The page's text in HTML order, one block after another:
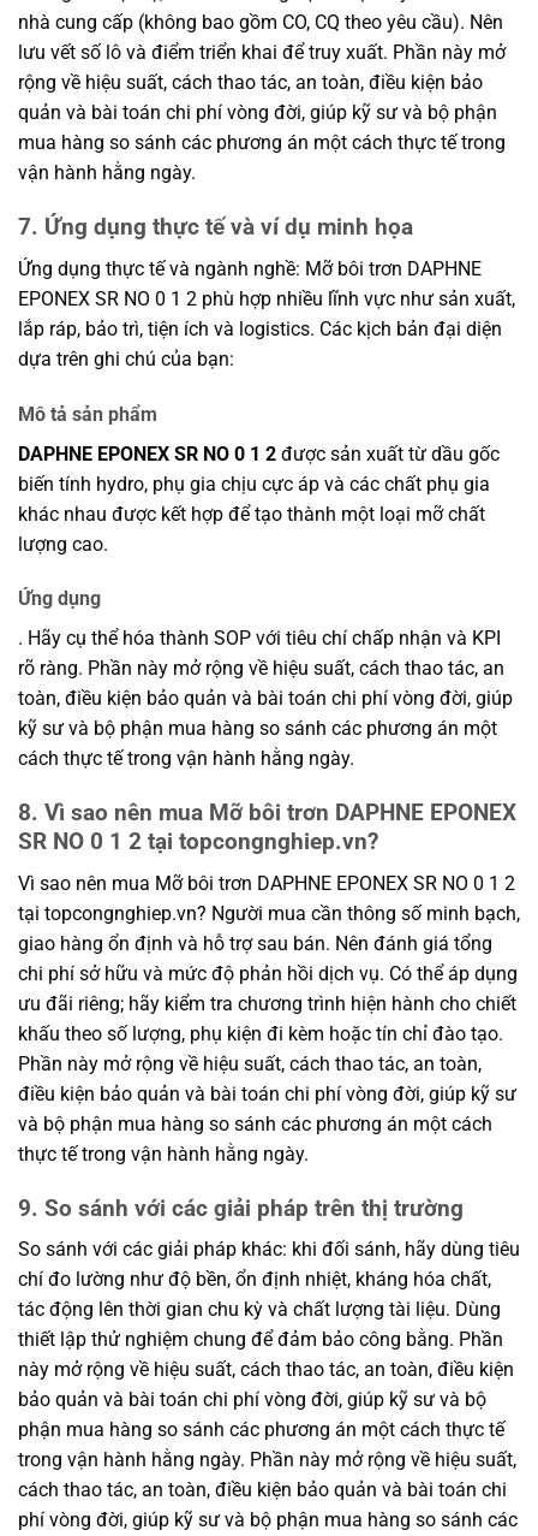
nhà cung cấp (không bao gồm CO, CQ theo yêu cầu). Nên
lưu vết số lô và điểm triển khai để truy xuất. Phần này mở
rộng về hiệu suất, cách thao tác, an toàn, điều kiện bảo
quản và bài toán chi phí vòng đời, giúp kỹ sư và bộ phận
mua hàng so sánh các phương án một cách thực tế trong
vận hành hằng ngày.
7. Ứng dụng thực tế và ví dụ minh họa
Ứng dụng thực tế và ngành nghề: Mỡ bôi trơn DAPHNE
EPONEX SR NO 0 1 2 phù hợp nhiều lĩnh vực như sản xuất,
lắp ráp, bảo trì, tiện ích và logistics. Các kịch bản đại diện
dựa trên ghi chú của bạn:
Mô tả sản phẩm
DAPHNE EPONEX SR NO 0 1 2 được sản xuất từ dầu gốc
biến tính hydro, phụ gia chịu cực áp và các chất phụ gia
khác nhau được kết hợp để tạo thành một loại mỡ chất
lượng cao.
Ứng dụng
. Hãy cụ thể hóa thành SOP với tiêu chí chấp nhận và KPI
rõ ràng. Phần này mở rộng về hiệu suất, cách thao tác, an
toàn, điều kiện bảo quản và bài toán chi phí vòng đời, giúp
kỹ sư và bộ phận mua hàng so sánh các phương án một
cách thực tế trong vận hành hằng ngày.
8. Vì sao nên mua Mỡ bôi trơn DAPHNE EPONEX
SR NO 0 1 2 tại topcongnghiep.vn?
Vì sao nên mua Mỡ bôi trơn DAPHNE EPONEX SR NO 0 1 2
tại topcongnghiep.vn? Người mua cần thông số minh bạch,
giao hàng ổn định và hỗ trợ sau bán. Nên đánh giá tổng
chi phí sở hữu và mức độ phản hồi dịch vụ. Có thể áp dụng
ưu đãi riêng; hãy kiểm tra chương trình hiện hành cho chiết
khấu theo số lượng, phụ kiện đi kèm hoặc tín chỉ đào tạo.
Phần này mở rộng về hiệu suất, cách thao tác, an toàn,
điều kiện bảo quản và bài toán chi phí vòng đời, giúp kỹ sư
và bộ phận mua hàng so sánh các phương án một cách
thực tế trong vận hành hằng ngày.
9. So sánh với các giải pháp trên thị trường
So sánh với các giải pháp khác: khi đối sánh, hãy dùng tiêu
chí đo lường như độ bền, ổn định nhiệt, kháng hóa chất,
tác động lên thời gian chu kỳ và chất lượng tài liệu. Dùng
thiết lập thử nghiệm chung để đảm bảo công bằng. Phần
này mở rộng về hiệu suất, cách thao tác, an toàn, điều kiện
bảo quản và bài toán chi phí vòng đời, giúp kỹ sư và bộ
phận mua hàng so sánh các phương án một cách thực tế
trong vận hành hằng ngày. Phần này mở rộng về hiệu suất,
cách thao tác, an toàn, điều kiện bảo quản và bài toán chi
phí vòng đời, giúp kỹ sư và bộ phận mua hàng so sánh các